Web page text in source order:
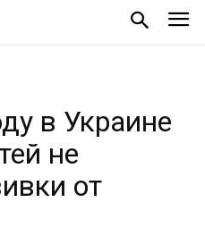
в Украине
не
от